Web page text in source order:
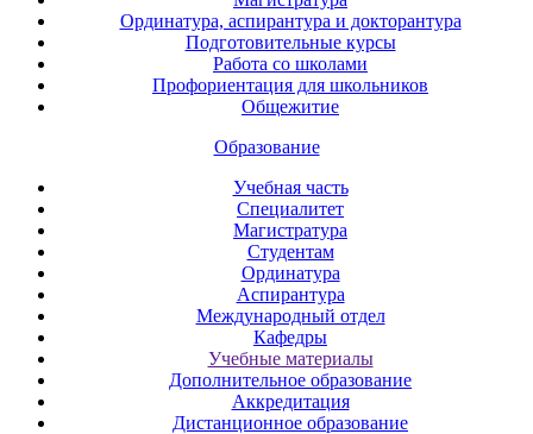
Ординатура, аспирантура и докторантура
Подготовительные курсы
Работа со школами
Профориентация для школьников
Общежитие
Образование
Учебная часть
Специалитет
Магистратура
Студентам
Ординатура
Аспирантура
Международный отдел
Кафедры
Учебные материалы
Дополнительное образование
Аккредитация
Дистанционное образование